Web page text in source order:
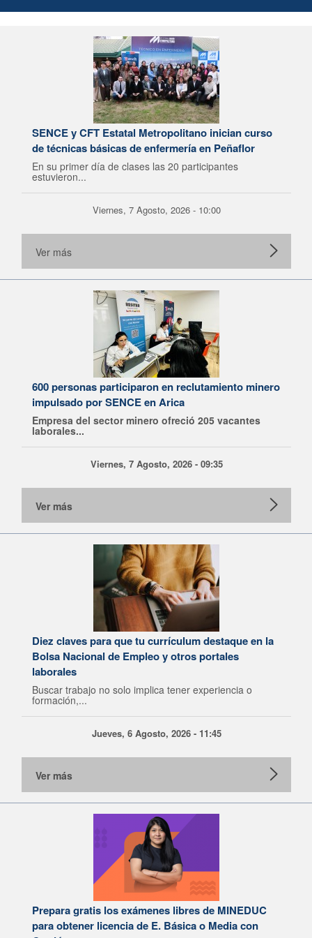
SENCE y CFT Estatal Metropolitano inician curso
de técnicas básicas de enfermería en Peñaflor
En su primer día de clases las 20 participantes
estuvieron...
Viernes, 7 Agosto, 2026 - 10:00
Ver más
600 personas participaron en reclutamiento minero
impulsado por SENCE en Arica
Empresa del sector minero ofreció 205 vacantes
laborales...
Viernes, 7 Agosto, 2026 - 09:35
Ver más
Diez claves para que tu currículum destaque en la
Bolsa Nacional de Empleo y otros portales
laborales
Buscar trabajo no solo implica tener experiencia o
formación,...
Jueves, 6 Agosto, 2026 - 11:45
Ver más
Prepara gratis los exámenes libres de MINEDUC
para obtener licencia de E. Básica o Media con